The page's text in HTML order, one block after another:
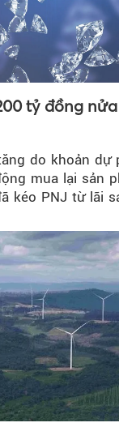
tỷ đồng
do khoản dự
mua lại sản
kéo PNJ từ lãi